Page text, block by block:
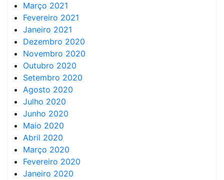
Março 2021
Fevereiro 2021
Janeiro 2021
Dezembro 2020
Novembro 2020
Outubro 2020
Setembro 2020
Agosto 2020
Julho 2020
Junho 2020
Maio 2020
Abril 2020
Março 2020
Fevereiro 2020
Janeiro 2020